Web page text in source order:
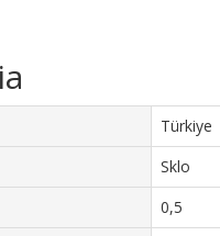
Türkiye
Sklo
0,5